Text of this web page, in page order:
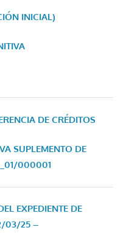
INICIAL)
DE CRÉDITOS
SUPLEMENTO DE
000001
EXPEDIENTE DE
03/25 –